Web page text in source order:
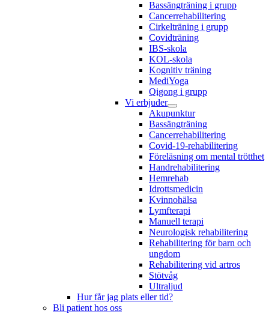
Bassängträning i grupp
Cancerrehabilitering
Cirkelträning i grupp
Covidträning
IBS-skola
KOL-skola
Kognitiv träning
MediYoga
Qigong i grupp
Vi erbjuder
Akupunktur
Bassängträning
Cancerrehabilitering
Covid-19-rehabilitering
Föreläsning om mental trötthet
Handrehabilitering
Hemrehab
Idrottsmedicin
Kvinnohälsa
Lymfterapi
Manuell terapi
Neurologisk rehabilitering
Rehabilitering för barn och
ungdom
Rehabilitering vid artros
Stötvåg
Ultraljud
Hur får jag plats eller tid?
Bli patient hos oss